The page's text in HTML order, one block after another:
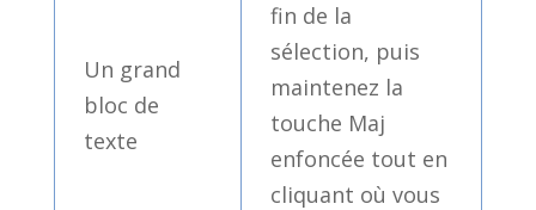
Un grand
bloc de
texte
fin de la
sélection, puis
maintenez la
touche Maj
enfoncée tout en
cliquant où vous